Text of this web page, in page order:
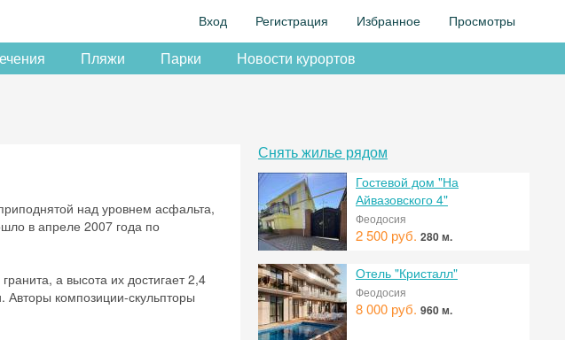
Вход Регистрация Избранное Просмотры
Пляжи Парки Новости курортов
над уровнем асфальта,
в апреле 2007 года по
а высота их достигает 2,4
Авторы композиции-скульпторы
Снять жилье рядом
Гостевой дом "На
Айвазовского 4"
Феодосия
2 500 руб. 280 м.
Отель "Кристалл"
Феодосия
8 000 руб. 960 м.